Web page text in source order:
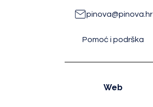
pinova@pinova.hr
Pomoć i podrška
Web